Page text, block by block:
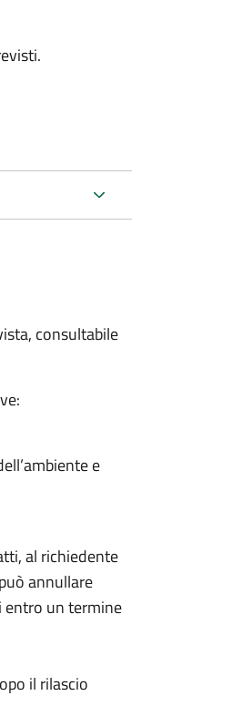
consultabile
e
al richiedente
annullare
entro un termine
il rilascio